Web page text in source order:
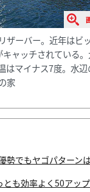
ザーバー。近年はビ
ャッチされている
はマイナス7度。水辺
家
勢でもヤゴパターン
も効率よく50アッ